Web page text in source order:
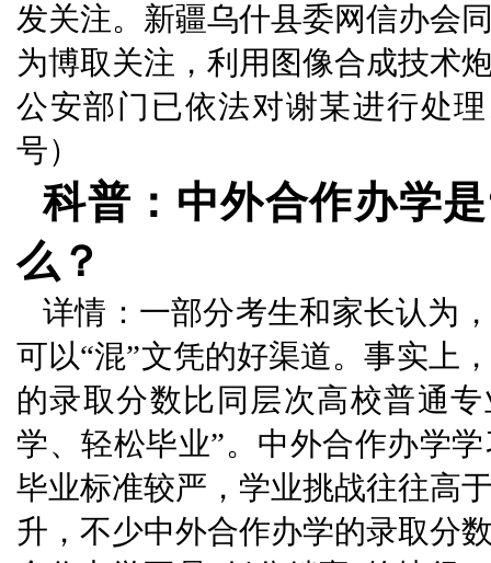
发关注。新疆乌什县委网信办会
为博取关注，利用图像合成技术
公安部门已依法对谢某进行处
号）
科普：中外合作办学
么？
详情：一部分考生和家长认为
可以“混”文凭的好渠道。事实上
的录取分数比同层次高校普通
学、轻松毕业”。中外合作办学
毕业标准较严，学业挑战往往高
升，不少中外合作办学的录取分